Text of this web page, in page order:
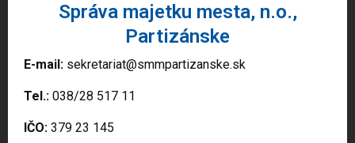
Správa majetku mesta, n.o.,
Partizánske
E-mail: sekretariat@smmpartizanske.sk
Tel.: 038/28 517 11
IČO: 379 23 145